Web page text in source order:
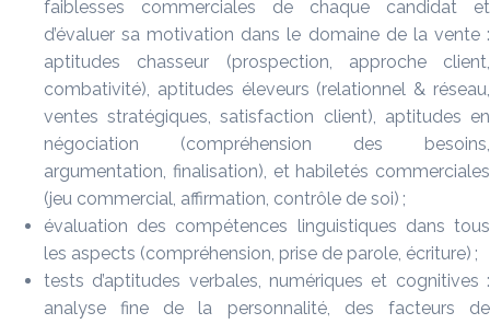
faiblesses commerciales de chaque candidat et
d’évaluer sa motivation dans le domaine de la vente :
aptitudes chasseur (prospection, approche client,
combativité), aptitudes éleveurs (relationnel & réseau,
ventes stratégiques, satisfaction client), aptitudes en
négociation (compréhension des besoins,
argumentation, finalisation), et habiletés commerciales
(jeu commercial, affirmation, contrôle de soi) ;
évaluation des compétences linguistiques dans tous
les aspects (compréhension, prise de parole, écriture) ;
tests d’aptitudes verbales, numériques et cognitives :
analyse fine de la personnalité, des facteurs de